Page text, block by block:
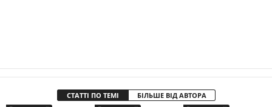
СТАТТІ ПО ТЕМІ БІЛЬШЕ ВІД АВТОРА